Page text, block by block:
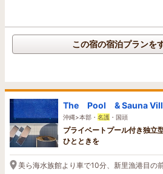
この宿の宿泊プランを
The Pool & Sauna
沖縄>本部・ 名護 ・国頭
プライベートプール付き独立
ひとときを
美ら海水族館より車で10分、新里漁港目の前